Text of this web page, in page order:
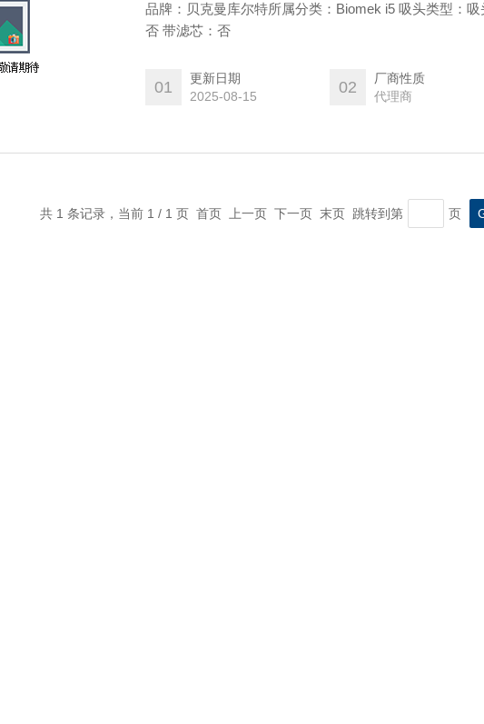
品牌：贝克曼库尔特所属分类：Biomek i5 吸头类型：吸
否 带滤芯：否​​​​​​​
01
更新日期
2025-08-15
02
厂商性质
代理商
共 1 条记录，当前 1 / 1 页 首页 上一页 下一页 末页 跳转到第 页